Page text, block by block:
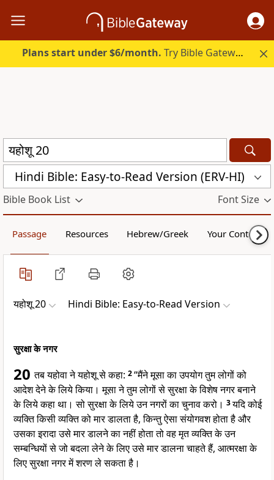
Plans start under $6/month. Try Bible Gateway Plus.
Hindi Bible: Easy-to-Read Version (ERV-HI)
Bible Book List Font Size
Passage Resources Hebrew/Greek Your Content
यहोशू 20 Hindi Bible: Easy-to-Read Version
सुरक्षा के नगर
20तब यहोवा ने यहोशू से कहा: 2“मैंने मूसा का उपयोग तुम लोगों को
आदेश देने के लिये किया। मूसा ने तुम लोगों से सुरक्षा के विशेष नगर बनाने
के लिये कहा था। सो सुरक्षा के लिये उन नगरों का चुनाव करो। 3यदि कोई
व्यक्ति किसी व्यक्ति को मार डालता है, किन्तु ऐसा संयोगवश होता है और
उसका इरादा उसे मार डालने का नहीं होता तो वह मृत व्यक्ति के उन
सम्बन्धियों से जो बदला लेने के लिए उसे मार डालना चाहते हैं, आत्मरक्षा के
लिए सुरक्षा नगर में शरण ले सकता है।